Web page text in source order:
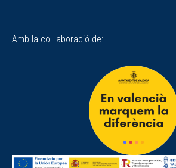
Amb la col·laboració de: